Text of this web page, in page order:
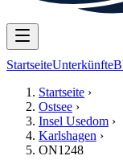
StartseiteUnterkünfte
Startseite ›
Ostsee ›
Insel Usedom ›
Karlshagen ›
ON1248